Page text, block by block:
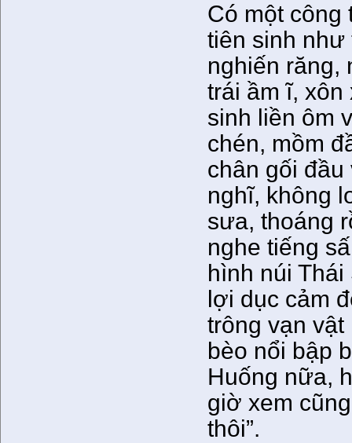
Có một công
tiên sinh như
nghiến răng,
trái ầm ĩ, xôn
sinh liền ôm
chén, mồm
chân gối
nghĩ, không
sưa, thoáng
nghe tiếng
hình núi
lợi dục cảm
trông vạn
bèo nổi bập
Huống nữa,
giờ xem
thôi”.